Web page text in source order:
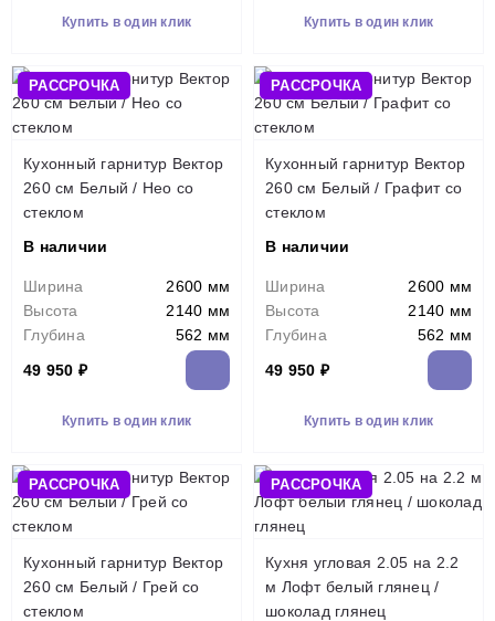
Купить в один клик Купить в один клик
РАССРОЧКА
Кухонный гарнитур Вектор
260 см Белый / Нео со
стеклом
В наличии
Ширина
2600 мм
Высота
2140 мм
Глубина
562 мм
49 950 ₽
Купить в один клик
РАССРОЧКА
Кухонный гарнитур Вектор
260 см Белый / Графит со
стеклом
В наличии
Ширина
2600 мм
Высота
2140 мм
Глубина
562 мм
49 950 ₽
Купить в один клик
РАССРОЧКА
Кухонный гарнитур Вектор
260 см Белый / Грей со
стеклом
РАССРОЧКА
Кухня угловая 2.05 на 2.2
м Лофт белый глянец /
шоколад глянец